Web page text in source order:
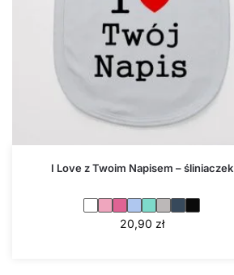
I Love z Twoim Napisem – śliniaczek
20,90 zł